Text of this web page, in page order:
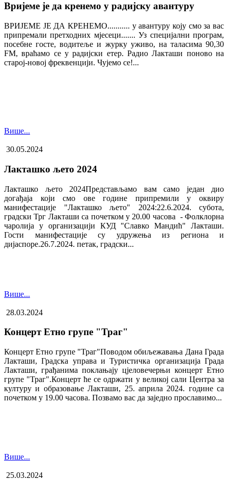
Вријеме је да кренемо у радијску авантуру
ВРИЈЕМЕ ЈЕ ДА КРЕНЕМО........... у авантуру коју смо за вас
припремали претходних мјесеци....... Уз специјални програм,
посебне госте, водитеље и журку уживо, на таласима 90,30
FM, враћамо се у радијски етер. Радио Лакташи поново на
старој-новој фреквенцији. Чујемо се!...
Више...
30.05.2024
Лакташко љето 2024
Лакташко љето 2024Представљамо вам само један дио
догађаја који смо ове године припремили у оквиру
манифестације "Лакташко љето" 2024:22.6.2024. субота,
градски Трг Лакташи са почетком у 20.00 часова - Фолклорна
чаролија у организацији КУД "Славко Мандић" Лакташи.
Гости манифестације су удружења из региона и
дијаспоре.26.7.2024. петак, градски...
Више...
28.03.2024
Концерт Етно групе "Траг"
Концерт Етно групе "Траг"Поводом обиљежавања Дана Града
Лакташи, Градска управа и Туристичка организација Града
Лакташи, грађанима поклањају цјеловечерњи концерт Етно
групе "Траг".Концерт ће се одржати у великој сали Центра за
културу и образовање Лакташи, 25. априла 2024. године са
почетком у 19.00 часова. Позвамо вас да заједно прославимо...
Више...
25.03.2024